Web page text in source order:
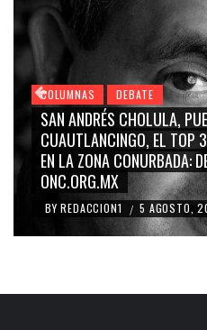
PUEBLA CAPITAL Y
3 DE MUNICIPIOS INSEGUROS
DELITOS MÉXICO
2026